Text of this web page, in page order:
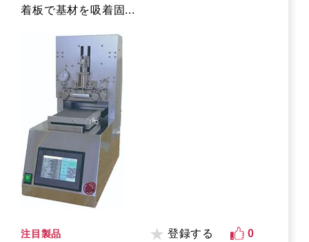
着板で基材を吸着固...
注目製品 登録する 0